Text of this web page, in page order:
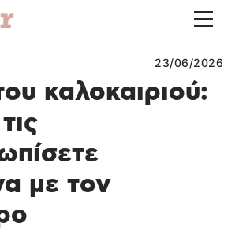
23/06/2026
καλοκαιριού:
με τον